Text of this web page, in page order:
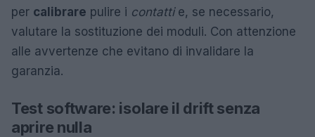
per calibrare pulire i contattie, se necessario,
valutare la sostituzione dei moduli. Con attenzione
alle avvertenze che evitano di invalidare la
garanzia.
Test software: isolare il drift senza
aprire nulla